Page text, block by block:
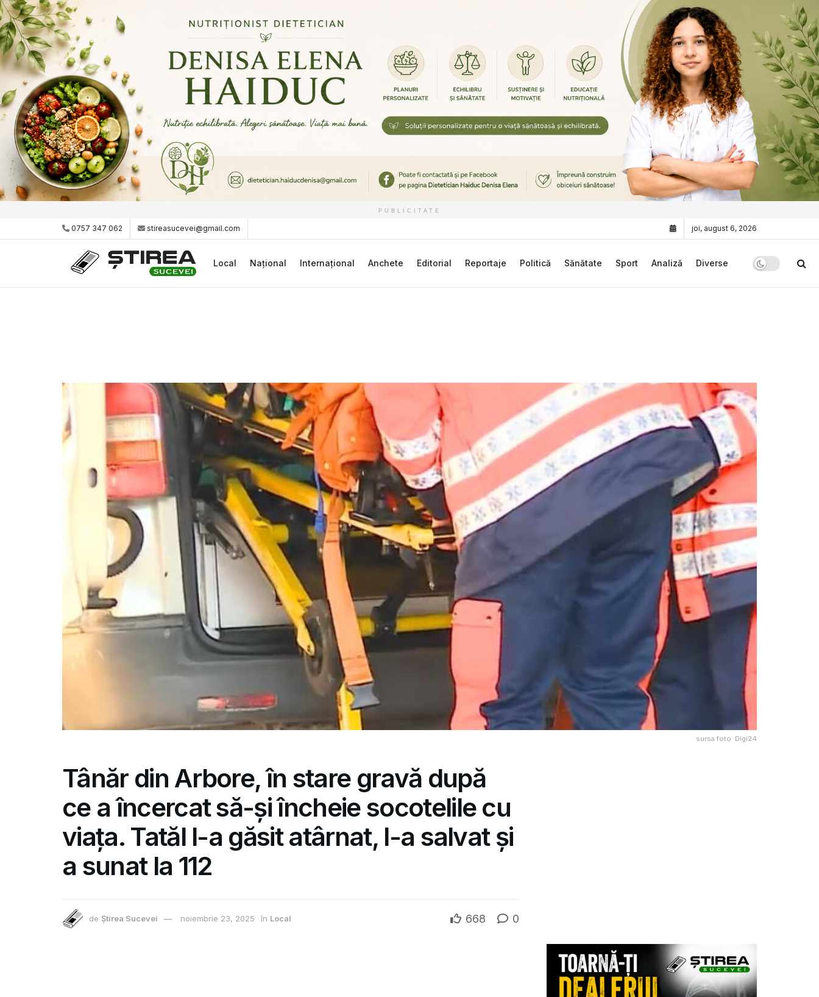
PUBLICITATE
0757 347 062 stireasucevei@gmail.com joi, august 6, 2026
Local Național Internațional Anchete Editorial Reportaje Politică Sănătate Sport Analiză Diverse
sursa foto: Digi24
Tânăr din Arbore, în stare gravă după
ce a încercat să-și încheie socotelile cu
viața. Tatăl l-a găsit atârnat, l-a salvat și
a sunat la 112
de Știrea Sucevei noiembrie 23, 2025 în Local 668 0